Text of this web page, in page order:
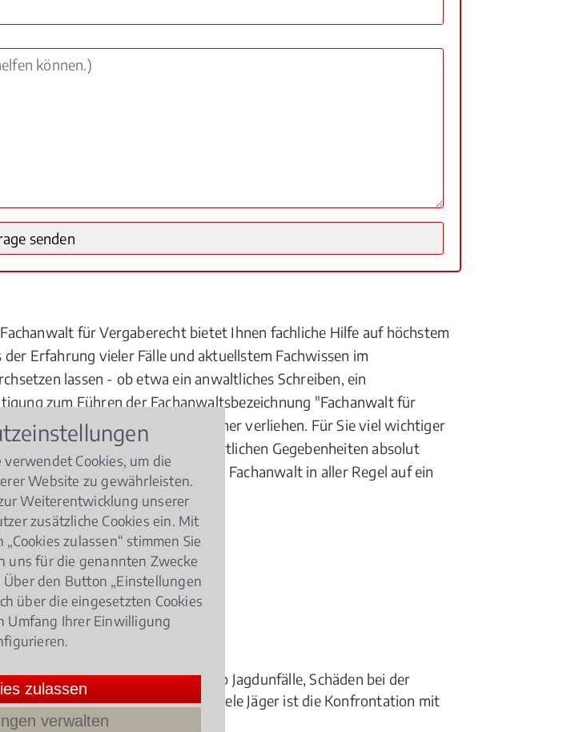
für Vergaberecht bietet Ihnen fachliche Hilfe auf höchstem
Erfahrung vieler Fälle und aktuellstem Fachwissen im
lassen - ob etwa ein anwaltliches Schreiben, ein
zum Führen der Fachanwaltsbezeichnung "Fachanwalt für
Rechtsanwaltskammer verliehen. Für Sie viel wichtiger
zur Verfügung steht und mit örtlichen Gegebenheiten absolut
sich in Grenzen. Zudem kann ein Fachanwalt in aller Regel auf ein
West gleich hier finden.
nimmt in Deutschland stetig zu. Ob Jagdunfälle, Schäden bei der
Entzug des Waffenscheins – für viele Jäger ist die Konfrontation mit
eine große Herausforderung.
Cookies, um die
Website zu gewährleisten.
Weiterentwicklung unserer
zusätzliche Cookies ein. Mit
zulassen“ stimmen Sie
uns für die genannten Zwecke
den Button „Einstellungen
über die eingesetzten Cookies
Umfang Ihrer Einwilligung
zulassen
verwalten